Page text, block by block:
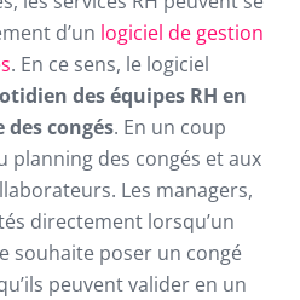
d’un logiciel de gestion
. En ce sens, le logiciel
des équipes RH en
congés. En un coup
planning des congés et aux
Les managers,
directement lorsqu’un
souhaite poser un congé
peuvent valider en un